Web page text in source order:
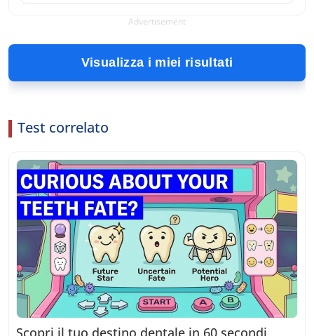
Advertisement
Visualizza i miei risultati
Test correlato
Scopri il tuo destino dentale in 60 secondi